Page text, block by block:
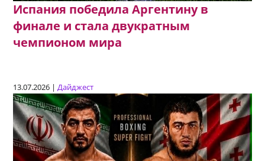
Испания победила Аргентину в
финале и стала двукратным
чемпионом мира
13.07.2026 |Дайджест